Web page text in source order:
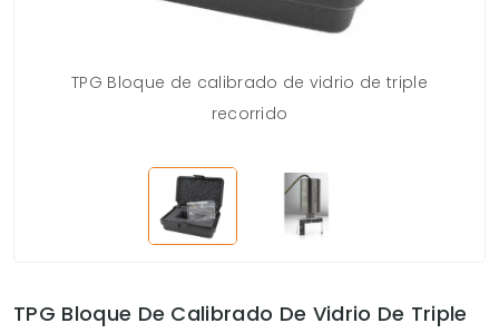
TPG Bloque de calibrado de vidrio de triple
recorrido
TPG Bloque De Calibrado De Vidrio De Triple